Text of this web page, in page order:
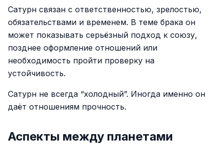
Сатурн связан с ответственностью, зрелостью,
обязательствами и временем. В теме брака он
может показывать серьёзный подход к союзу,
позднее оформление отношений или
необходимость пройти проверку на
устойчивость.
Сатурн не всегда “холодный”. Иногда именно он
даёт отношениям прочность.
Аспекты между планетами